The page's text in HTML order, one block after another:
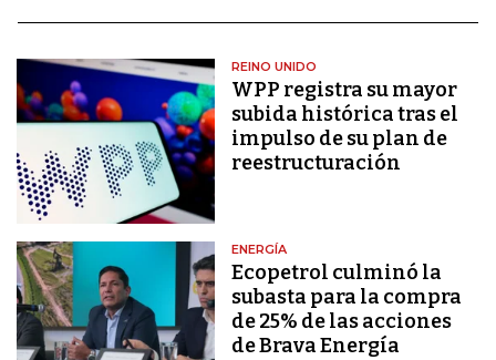
REINO UNIDO
WPP registra su mayor
subida histórica tras el
impulso de su plan de
reestructuración
ENERGÍA
Ecopetrol culminó la
subasta para la compra
de 25% de las acciones
de Brava Energía